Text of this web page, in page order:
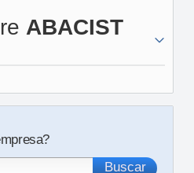
ABACIST